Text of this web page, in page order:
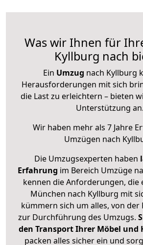
Was wir Ihnen für
Kyllburg nach
Ein Umzug nach Kyllburg
Herausforderungen mit sich
die Last zu erleichtern – bieten
Unterstützung an.
Wir haben mehr als 7 Jahre
Umzügen nach
Die Umzugsexperten haben
Erfahrung im Bereich Umzüge
kennen die Anforderungen, die
München nach Kyllburg mit
kümmern sich um alles, von der
zur Durchführung des Umzugs.
den Transport Ihrer Möbel und
packen alles sicher ein und